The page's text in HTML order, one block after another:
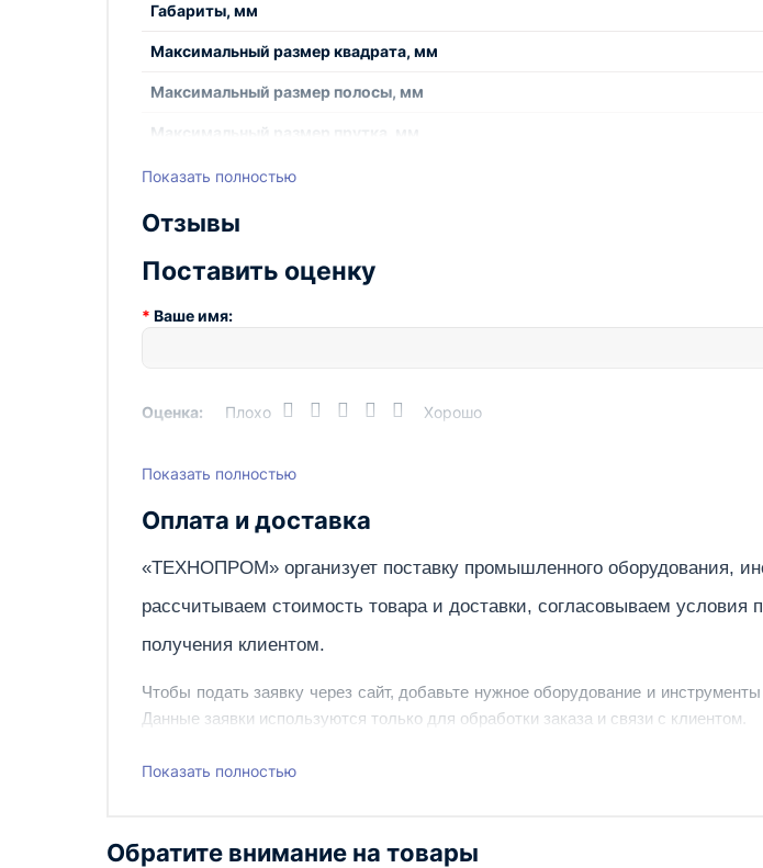
Габариты, мм
Максимальный размер квадрата, мм
Максимальный размер полосы, мм
Максимальный размер прутка, мм
Номер по номенклатуре
Показать полностью
Отзывы
Поставить оценку
Ваше имя:
Оценка: Плохо Хорошо
Написать отзыв
Показать полностью
Оплата и доставка
«ТЕХНОПРОМ» организует поставку промышленного оборудования,
рассчитываем стоимость товара и доставки, согласовываем
получения клиентом.
Чтобы подать заявку через сайт, добавьте нужное оборудование и
Данные заявки используются только для обработки заказа и связи с клиентом.
Наш сотрудник свяжется с вами, чтобы подтвердить заявку, уточнить детали,
Показать полностью
Обратите внимание на товары